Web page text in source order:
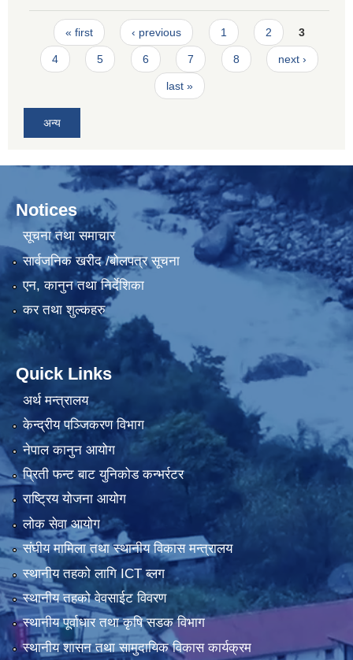
Pages
« first ‹ previous 1 2 3
4 5 6 7 8 next ›
last »
अन्य
Notices
सूचना तथा समाचार
सार्वजनिक खरीद /बोलपत्र सूचना
एन, कानुन तथा निर्देशिका
कर तथा शुल्कहरु
Quick Links
अर्थ मन्त्रालय
केन्द्रीय पञ्जिकरण विभाग
नेपाल कानुन आयोग
प्रिती फन्ट बाट युनिकोड कन्भर्रटर
राष्ट्रिय योजना आयोग
लोक सेवा आयोग
संघीय मामिला तथा स्थानीय विकास मन्त्रालय
स्थानीय तहको लागि ICT ब्लग
स्थानीय तहको वेवसाईट विवरण
स्थानीय पूर्वाधार तथा कृषि सडक विभाग
स्थानीय शासन तथा सामुदायिक विकास कार्यक्रम